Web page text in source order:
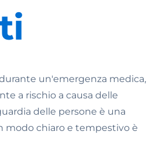
un'emergenza medica,
a rischio a causa delle
delle persone è una
modo chiaro e tempestivo è